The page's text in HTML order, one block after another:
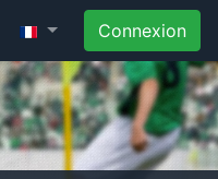
Connexion